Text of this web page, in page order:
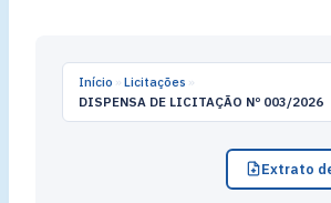
Início » Licitações »
DISPENSA DE LICITAÇÃO Nº 003/2026
Extrato